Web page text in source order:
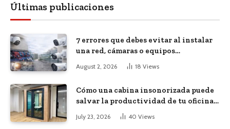
Últimas publicaciones
7 errores que debes evitar al instalar
una red, cámaras o equipos
tecnológicos en una empresa
August 2, 2026 18 Views
Cómo una cabina insonorizada puede
salvar la productividad de tu oficina
July 23, 2026 40 Views